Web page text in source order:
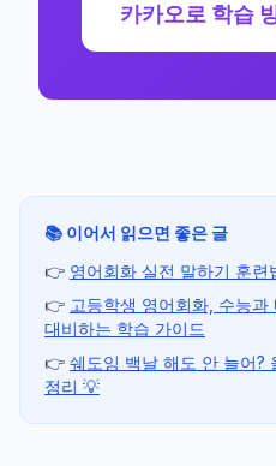
카카오로 학습
📚 이어서 읽으면 좋은 글
👉 영어회화 실전 말하기 훈련
👉 고등학생 영어회화, 수능
대비하는 학습 가이드
👉 쉐도잉 백날 해도 안 늘어?
정리 💡